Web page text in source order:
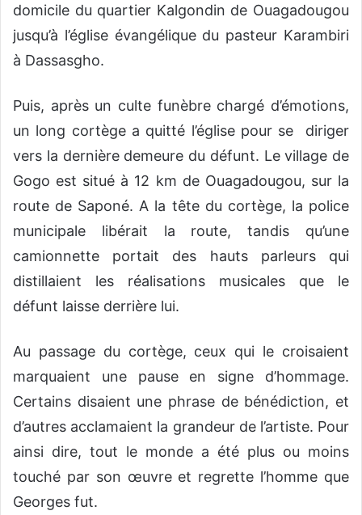
domicile du quartier Kalgondin de Ouagadougou
jusqu’à l’église évangélique du pasteur Karambiri
à Dassasgho.
Puis, après un culte funèbre chargé d’émotions,
un long cortège a quitté l’église pour se diriger
vers la dernière demeure du défunt. Le village de
Gogo est situé à 12 km de Ouagadougou, sur la
route de Saponé. A la tête du cortège, la police
municipale libérait la route, tandis qu’une
camionnette portait des hauts parleurs qui
distillaient les réalisations musicales que le
défunt laisse derrière lui.
Au passage du cortège, ceux qui le croisaient
marquaient une pause en signe d’hommage.
Certains disaient une phrase de bénédiction, et
d’autres acclamaient la grandeur de l’artiste. Pour
ainsi dire, tout le monde a été plus ou moins
touché par son œuvre et regrette l’homme que
Georges fut.